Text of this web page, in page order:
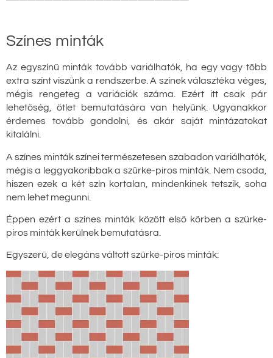
Színes minták
Az egyszínű minták tovább variálhatók, ha egy vagy több
extra színt viszünk a rendszerbe. A színek választéka véges,
mégis rengeteg a variációk száma. Ezért itt csak pár
lehetőség, ötlet bemutatására van helyünk. Ugyanakkor
érdemes tovább gondolni, és akár saját mintázatokat
kitalálni.
A színes minták színei természetesen szabadon variálhatók,
mégis a leggyakoribbak a szürke-piros minták. Nem csoda,
hiszen ezek a két szín kortalan, mindenkinek tetszik, soha
nem lehet megunni.
Éppen ezért a színes minták között első körben a szürke-
piros minták kerülnek bemutatásra.
Egyszerű, de elegáns váltott szürke-piros minták: